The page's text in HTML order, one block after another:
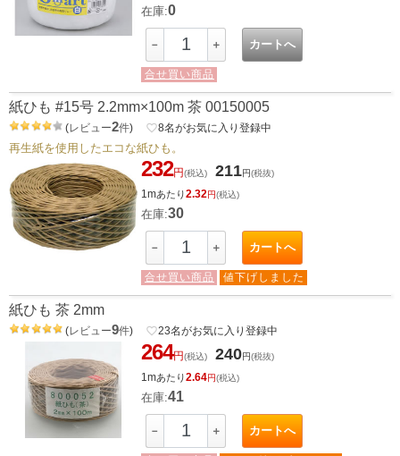
在庫:0
－ ＋ カートへ
合せ買い商品
紙ひも #15号 2.2mm×100m 茶 00150005
(レビュー2件) favorite_border8名がお気に入り登録中
再生紙を使用したエコな紙ひも。
232円(税込) 211円(税抜)
1mあたり2.32円(税込)
在庫:30
－ ＋ カートへ
合せ買い商品 値下げしました
紙ひも 茶 2mm
(レビュー9件) favorite_border23名がお気に入り登録中
264円(税込) 240円(税抜)
1mあたり2.64円(税込)
在庫:41
－ ＋ カートへ